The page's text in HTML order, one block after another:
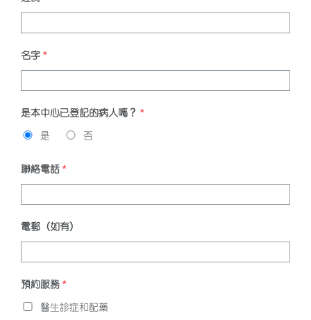
名字 *
是本中心已登記的病人嗎？ *
是 否
聯絡電話 *
電郵（如有）
預約服務 *
醫生診症和配藥